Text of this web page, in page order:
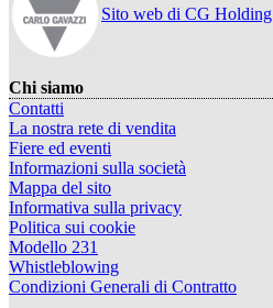
Sito web di CG Holding
Chi siamo
Contatti
La nostra rete di vendita
Fiere ed eventi
Informazioni sulla società
Mappa del sito
Informativa sulla privacy
Politica sui cookie
Modello 231
Whistleblowing
Condizioni Generali di Contratto